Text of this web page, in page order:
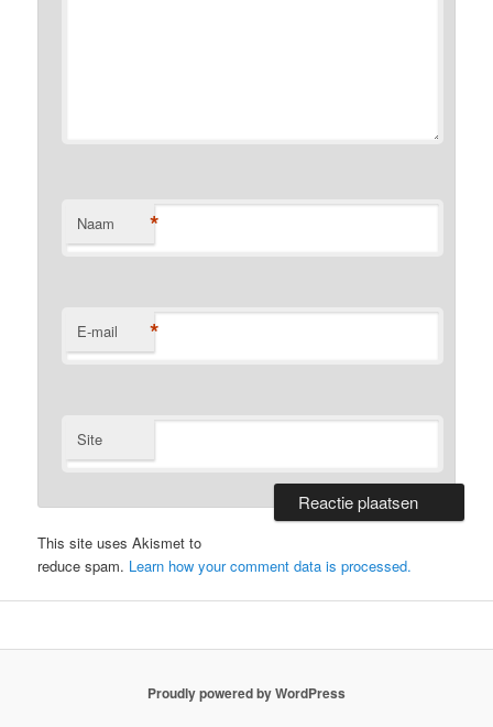
Naam *
E-mail *
Site
This site uses Akismet to
reduce spam. Learn how your comment data is processed.
Proudly powered by WordPress